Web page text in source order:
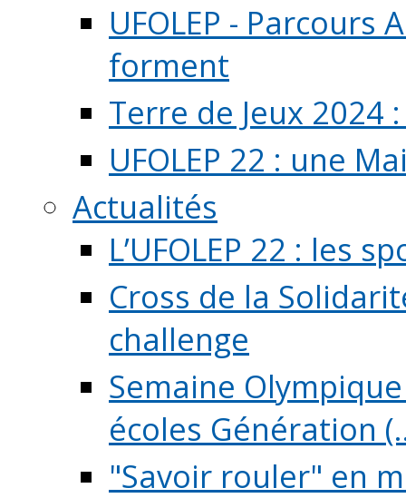
UFOLEP -
forment
Terre de Jeux 2024
UFOLEP 22 : une
Actualités
L’UFOLEP 22 : les
Cross de la
challenge
Semaine
écoles Génération
"Savoir rouler" en